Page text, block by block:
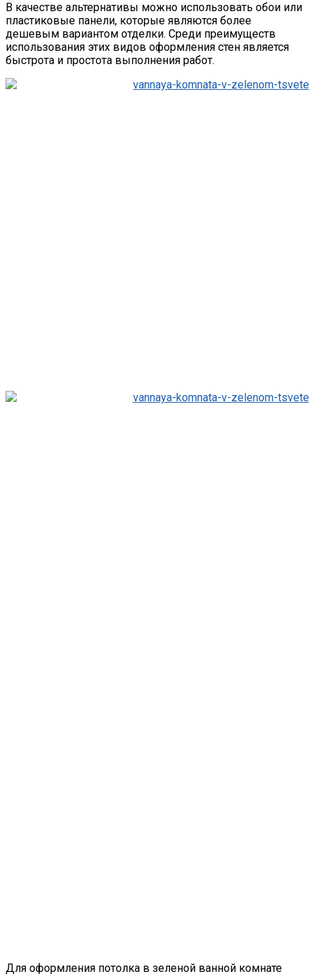
В качестве альтернативы можно использовать обои или
пластиковые панели, которые являются более
дешевым вариантом отделки. Среди преимуществ
использования этих видов оформления стен является
быстрота и простота выполнения работ.
Для оформления потолка в зеленой ванной комнате